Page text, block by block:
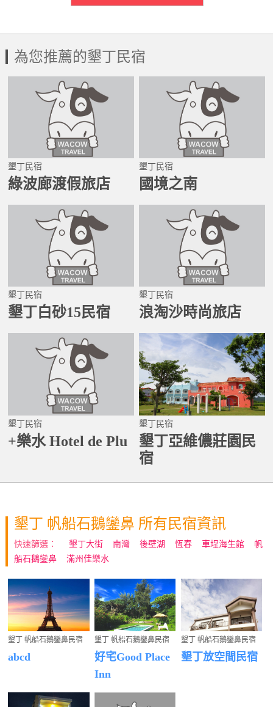
為您推薦的墾丁民宿
墾丁民宿
綠波廊渡假旅店
墾丁民宿
國境之南
墾丁民宿
墾丁白砂15民宿
墾丁民宿
浪淘沙時尚旅店
墾丁民宿
+樂水 Hotel de Plu
墾丁民宿
墾丁亞維儂莊園民
宿
墾丁 帆船石鵝鑾鼻 所有民宿資訊
快速篩選： 墾丁大街 南灣 後壁湖 恆春 車埕海生館
帆
船石鵝鑾鼻
滿州佳樂水
墾丁 帆船石鵝鑾鼻民宿
abcd
墾丁 帆船石鵝鑾鼻民宿
好宅Good Place
Inn
墾丁 帆船石鵝鑾鼻民宿
墾丁放空間民宿